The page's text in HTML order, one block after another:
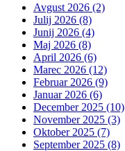
Avgust 2026 (2)
Julij 2026 (8)
Junij 2026 (4)
Maj 2026 (8)
April 2026 (6)
Marec 2026 (12)
Februar 2026 (9)
Januar 2026 (6)
December 2025 (10)
November 2025 (3)
Oktober 2025 (7)
September 2025 (8)